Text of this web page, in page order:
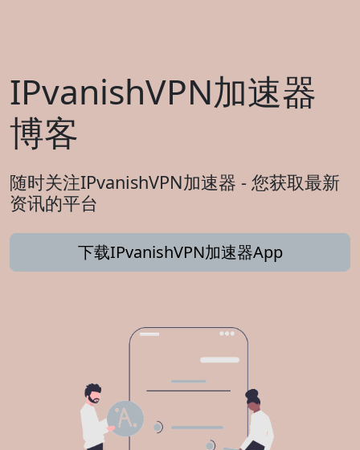
IPvanishVPN加速器
博客
随时关注IPvanishVPN加速器 - 您获取最新
资讯的平台
下载IPvanishVPN加速器App